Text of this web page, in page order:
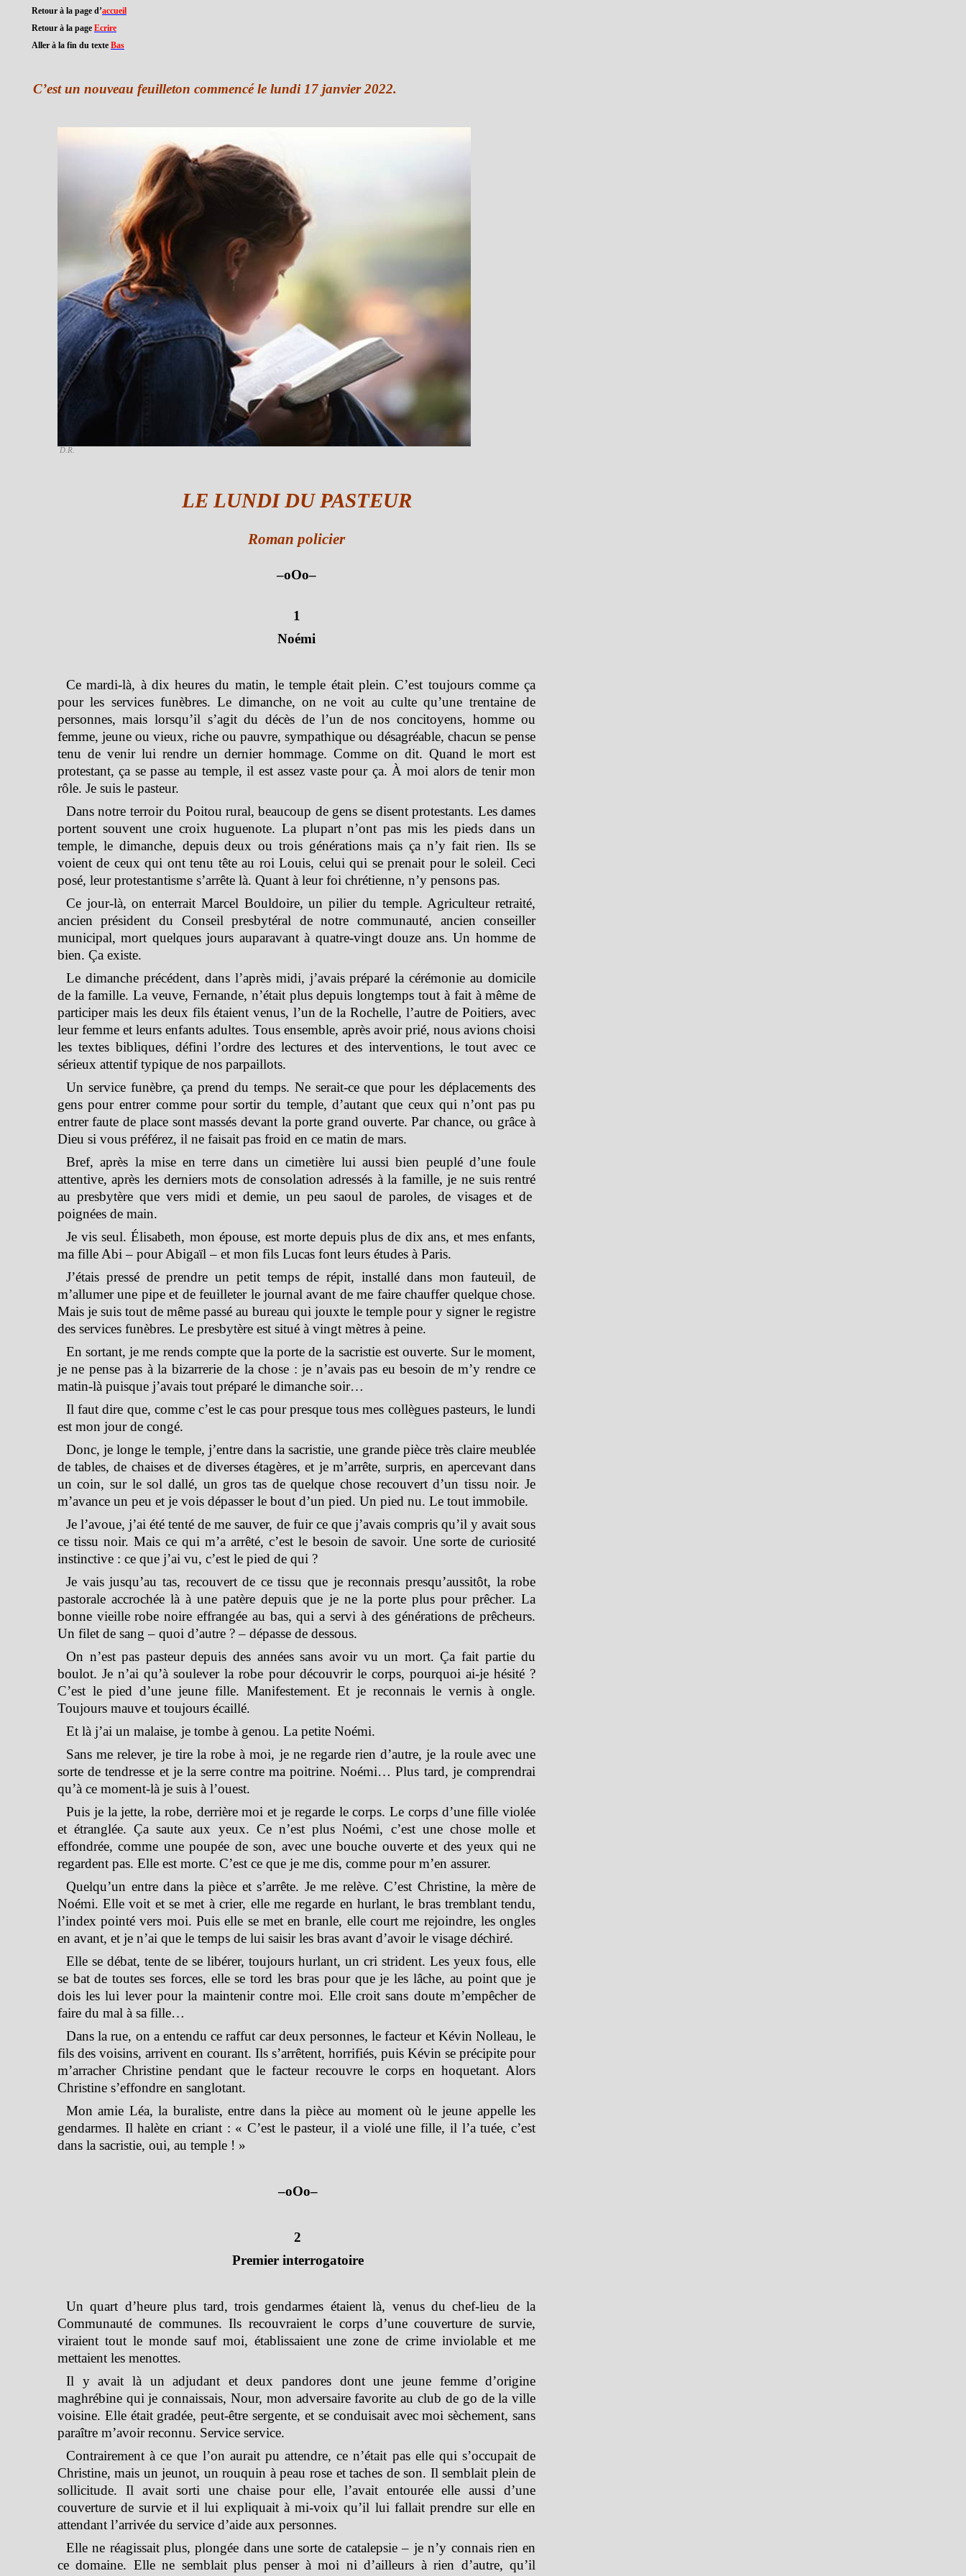
Retour à la page d’accueil
Retour à la page Ecrire
Aller à la fin du texte Bas
C’est un nouveau feuilleton commencé le lundi 17 janvier 2022.
D.R.
LE LUNDI DU PASTEUR
Roman policier
–oOo–
1
Noémi
Ce mardi-là, à dix heures du matin, le temple était plein. C’est toujours comme ça
pour les services funèbres. Le dimanche, on ne voit au culte qu’une trentaine de
personnes, mais lorsqu’il s’agit du décès de l’un de nos concitoyens, homme ou
femme, jeune ou vieux, riche ou pauvre, sympathique ou désagréable, chacun se pense
tenu de venir lui rendre un dernier hommage. Comme on dit. Quand le mort est
protestant, ça se passe au temple, il est assez vaste pour ça. À moi alors de tenir mon
rôle. Je suis le pasteur.
Dans notre terroir du Poitou rural, beaucoup de gens se disent protestants. Les dames
portent souvent une croix huguenote. La plupart n’ont pas mis les pieds dans un
temple, le dimanche, depuis deux ou trois générations mais ça n’y fait rien. Ils se
voient de ceux qui ont tenu tête au roi Louis, celui qui se prenait pour le soleil. Ceci
posé, leur protestantisme s’arrête là. Quant à leur foi chrétienne, n’y pensons pas.
Ce jour-là, on enterrait Marcel Bouldoire, un pilier du temple. Agriculteur retraité,
ancien président du Conseil presbytéral de notre communauté, ancien conseiller
municipal, mort quelques jours auparavant à quatre-vingt douze ans. Un homme de
bien. Ça existe.
Le dimanche précédent, dans l’après midi, j’avais préparé la cérémonie au domicile
de la famille. La veuve, Fernande, n’était plus depuis longtemps tout à fait à même de
participer mais les deux fils étaient venus, l’un de la Rochelle, l’autre de Poitiers, avec
leur femme et leurs enfants adultes. Tous ensemble, après avoir prié, nous avions choisi
les textes bibliques, défini l’ordre des lectures et des interventions, le tout avec ce
sérieux attentif typique de nos parpaillots.
Un service funèbre, ça prend du temps. Ne serait-ce que pour les déplacements des
gens pour entrer comme pour sortir du temple, d’autant que ceux qui n’ont pas pu
entrer faute de place sont massés devant la porte grand ouverte. Par chance, ou grâce à
Dieu si vous préférez, il ne faisait pas froid en ce matin de mars.
Bref, après la mise en terre dans un cimetière lui aussi bien peuplé d’une foule
attentive, après les derniers mots de consolation adressés à la famille, je ne suis rentré
au presbytère que vers midi et demie, un peu saoul de paroles, de visages et de
poignées de main.
Je vis seul. Élisabeth, mon épouse, est morte depuis plus de dix ans, et mes enfants,
ma fille Abi – pour Abigaïl – et mon fils Lucas font leurs études à Paris.
J’étais pressé de prendre un petit temps de répit, installé dans mon fauteuil, de
m’allumer une pipe et de feuilleter le journal avant de me faire chauffer quelque chose.
Mais je suis tout de même passé au bureau qui jouxte le temple pour y signer le registre
des services funèbres. Le presbytère est situé à vingt mètres à peine.
En sortant, je me rends compte que la porte de la sacristie est ouverte. Sur le moment,
je ne pense pas à la bizarrerie de la chose : je n’avais pas eu besoin de m’y rendre ce
matin-là puisque j’avais tout préparé le dimanche soir…
Il faut dire que, comme c’est le cas pour presque tous mes collègues pasteurs, le lundi
est mon jour de congé.
Donc, je longe le temple, j’entre dans la sacristie, une grande pièce très claire meublée
de tables, de chaises et de diverses étagères, et je m’arrête, surpris, en apercevant dans
un coin, sur le sol dallé, un gros tas de quelque chose recouvert d’un tissu noir. Je
m’avance un peu et je vois dépasser le bout d’un pied. Un pied nu. Le tout immobile.
Je l’avoue, j’ai été tenté de me sauver, de fuir ce que j’avais compris qu’il y avait sous
ce tissu noir. Mais ce qui m’a arrêté, c’est le besoin de savoir. Une sorte de curiosité
instinctive : ce que j’ai vu, c’est le pied de qui ?
Je vais jusqu’au tas, recouvert de ce tissu que je reconnais presqu’aussitôt, la robe
pastorale accrochée là à une patère depuis que je ne la porte plus pour prêcher. La
bonne vieille robe noire effrangée au bas, qui a servi à des générations de prêcheurs.
Un filet de sang – quoi d’autre ? – dépasse de dessous.
On n’est pas pasteur depuis des années sans avoir vu un mort. Ça fait partie du
boulot. Je n’ai qu’à soulever la robe pour découvrir le corps, pourquoi ai-je hésité ?
C’est le pied d’une jeune fille. Manifestement. Et je reconnais le vernis à ongle.
Toujours mauve et toujours écaillé.
Et là j’ai un malaise, je tombe à genou. La petite Noémi.
Sans me relever, je tire la robe à moi, je ne regarde rien d’autre, je la roule avec une
sorte de tendresse et je la serre contre ma poitrine. Noémi… Plus tard, je comprendrai
qu’à ce moment-là je suis à l’ouest.
Puis je la jette, la robe, derrière moi et je regarde le corps. Le corps d’une fille violée
et étranglée. Ça saute aux yeux. Ce n’est plus Noémi, c’est une chose molle et
effondrée, comme une poupée de son, avec une bouche ouverte et des yeux qui ne
regardent pas. Elle est morte. C’est ce que je me dis, comme pour m’en assurer.
Quelqu’un entre dans la pièce et s’arrête. Je me relève. C’est Christine, la mère de
Noémi. Elle voit et se met à crier, elle me regarde en hurlant, le bras tremblant tendu,
l’index pointé vers moi. Puis elle se met en branle, elle court me rejoindre, les ongles
en avant, et je n’ai que le temps de lui saisir les bras avant d’avoir le visage déchiré.
Elle se débat, tente de se libérer, toujours hurlant, un cri strident. Les yeux fous, elle
se bat de toutes ses forces, elle se tord les bras pour que je les lâche, au point que je
dois les lui lever pour la maintenir contre moi. Elle croit sans doute m’empêcher de
faire du mal à sa fille…
Dans la rue, on a entendu ce raffut car deux personnes, le facteur et Kévin Nolleau, le
fils des voisins, arrivent en courant. Ils s’arrêtent, horrifiés, puis Kévin se précipite pour
m’arracher Christine pendant que le facteur recouvre le corps en hoquetant. Alors
Christine s’effondre en sanglotant.
Mon amie Léa, la buraliste, entre dans la pièce au moment où le jeune appelle les
gendarmes. Il halète en criant : « C’est le pasteur, il a violé une fille, il l’a tuée, c’est
dans la sacristie, oui, au temple ! »
–oOo–
2
Premier interrogatoire
Un quart d’heure plus tard, trois gendarmes étaient là, venus du chef-lieu de la
Communauté de communes. Ils recouvraient le corps d’une couverture de survie,
viraient tout le monde sauf moi, établissaient une zone de crime inviolable et me
mettaient les menottes.
Il y avait là un adjudant et deux pandores dont une jeune femme d’origine
maghrébine qui je connaissais, Nour, mon adversaire favorite au club de go de la ville
voisine. Elle était gradée, peut-être sergente, et se conduisait avec moi sèchement, sans
paraître m’avoir reconnu. Service service.
Contrairement à ce que l’on aurait pu attendre, ce n’était pas elle qui s’occupait de
Christine, mais un jeunot, un rouquin à peau rose et taches de son. Il semblait plein de
sollicitude. Il avait sorti une chaise pour elle, l’avait entourée elle aussi d’une
couverture de survie et il lui expliquait à mi-voix qu’il lui fallait prendre sur elle en
attendant l’arrivée du service d’aide aux personnes.
Elle ne réagissait plus, plongée dans une sorte de catalepsie – je n’y connais rien en
ce domaine. Elle ne semblait plus penser à moi ni d’ailleurs à rien d’autre, qu’il